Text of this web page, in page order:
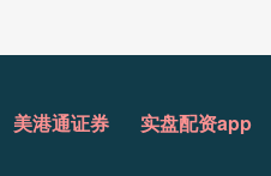
美港通证券 实盘配资app